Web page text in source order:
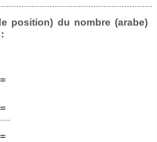
position) du nombre (arabe)